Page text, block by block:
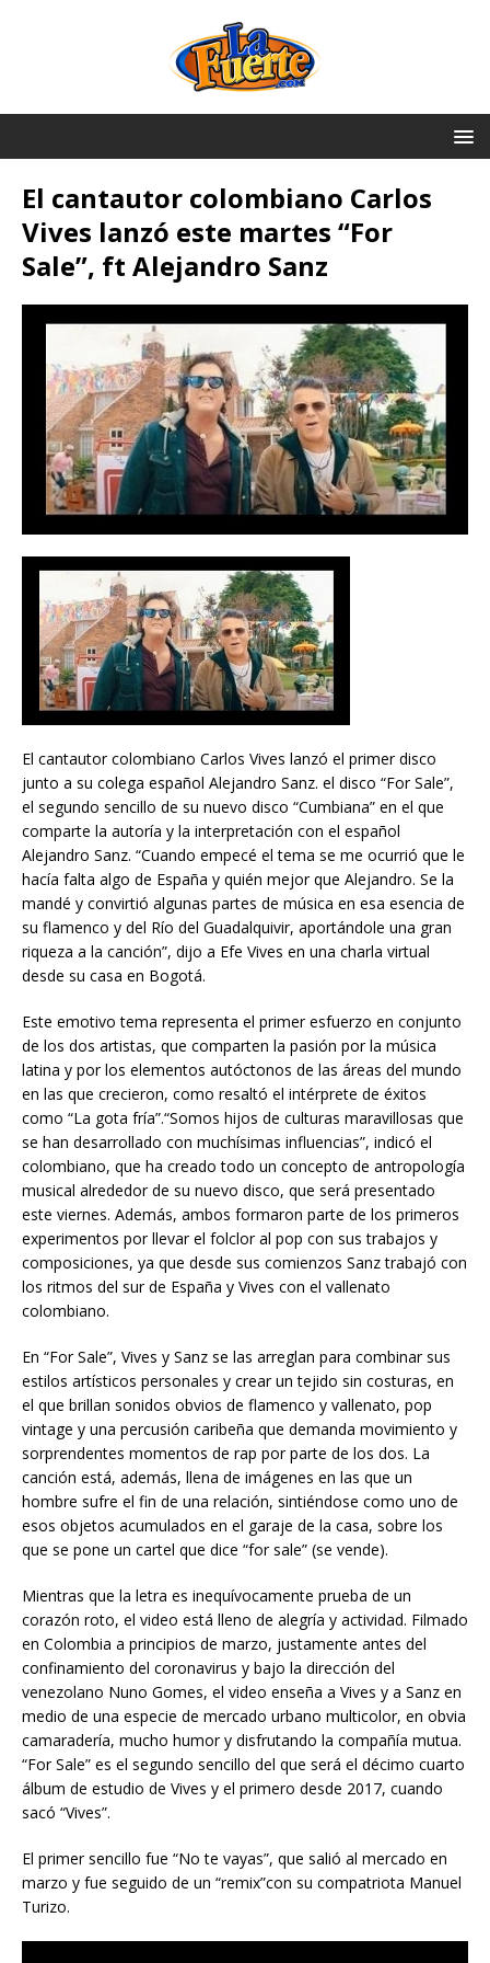
El cantautor colombiano Carlos
Vives lanzó este martes “For
Sale”, ft Alejandro Sanz
El cantautor colombiano Carlos Vives lanzó el primer disco
junto a su colega español Alejandro Sanz. el disco “For Sale”,
el segundo sencillo de su nuevo disco “Cumbiana” en el que
comparte la autoría y la interpretación con el español
Alejandro Sanz. “Cuando empecé el tema se me ocurrió que le
hacía falta algo de España y quién mejor que Alejandro. Se la
mandé y convirtió algunas partes de música en esa esencia de
su flamenco y del Río del Guadalquivir, aportándole una gran
riqueza a la canción”, dijo a Efe Vives en una charla virtual
desde su casa en Bogotá.
Este emotivo tema representa el primer esfuerzo en conjunto
de los dos artistas, que comparten la pasión por la música
latina y por los elementos autóctonos de las áreas del mundo
en las que crecieron, como resaltó el intérprete de éxitos
como “La gota fría”.“Somos hijos de culturas maravillosas que
se han desarrollado con muchísimas influencias”, indicó el
colombiano, que ha creado todo un concepto de antropología
musical alrededor de su nuevo disco, que será presentado
este viernes. Además, ambos formaron parte de los primeros
experimentos por llevar el folclor al pop con sus trabajos y
composiciones, ya que desde sus comienzos Sanz trabajó con
los ritmos del sur de España y Vives con el vallenato
colombiano.
En “For Sale”, Vives y Sanz se las arreglan para combinar sus
estilos artísticos personales y crear un tejido sin costuras, en
el que brillan sonidos obvios de flamenco y vallenato, pop
vintage y una percusión caribeña que demanda movimiento y
sorprendentes momentos de rap por parte de los dos. La
canción está, además, llena de imágenes en las que un
hombre sufre el fin de una relación, sintiéndose como uno de
esos objetos acumulados en el garaje de la casa, sobre los
que se pone un cartel que dice “for sale” (se vende).
Mientras que la letra es inequívocamente prueba de un
corazón roto, el video está lleno de alegría y actividad. Filmado
en Colombia a principios de marzo, justamente antes del
confinamiento del coronavirus y bajo la dirección del
venezolano Nuno Gomes, el video enseña a Vives y a Sanz en
medio de una especie de mercado urbano multicolor, en obvia
camaradería, mucho humor y disfrutando la compañía mutua.
“For Sale” es el segundo sencillo del que será el décimo cuarto
álbum de estudio de Vives y el primero desde 2017, cuando
sacó “Vives”.
El primer sencillo fue “No te vayas”, que salió al mercado en
marzo y fue seguido de un “remix”con su compatriota Manuel
Turizo.